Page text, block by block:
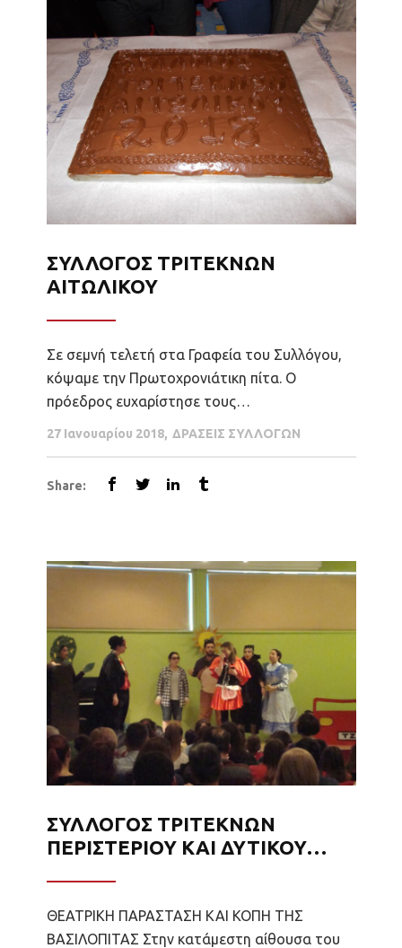
κ.Τζαμακλής Χάρης και η κα.
Μπέτυ Σκούφα !!! Τέλος να
ευχαριστήσουμε και τον
πολιτιστικό σύλλογο Ν.
Κεραμιδίου <<ΜΑΚΕΔΟΝΙΑ>>για
την φιλική συμμετοχή του στην
εκδήλωση μας !!!
ΣΥΛΛΟΓΟΣ ΤΡΙΤΕΚΝΩΝ
ΑΙΤΩΛΙΚΟΥ
Σε σεμνή τελετή στα Γραφεία του Συλλόγου,
κόψαμε την Πρωτοχρονιάτικη πίτα. Ο
πρόεδρος ευχαρίστησε τους
παρευρισκόμενους και ευχήθηκε καλή χρονιά
Κωνσταντίνος, ο οποίος κέρδισε 2
27 Ιανουαρίου 2018 ΔΡΑΣΕΙΣ ΣΥΛΛΟΓΩΝ
Share:
ΣΥΛΛΟΓΟΣ ΤΡΙΤΕΚΝΩΝ
ΠΕΡΙΣΤΕΡΙΟΥ ΚΑΙ ΔΥΤΙΚΟΥ
ΘΕΑΤΡΙΚΗ ΠΑΡΑΣΤΑΣΗ ΚΑΙ ΚΟΠΗ ΤΗΣ
ΒΑΣΙΛΟΠΙΤΑΣ Στην κατάμεστη αίθουσα του